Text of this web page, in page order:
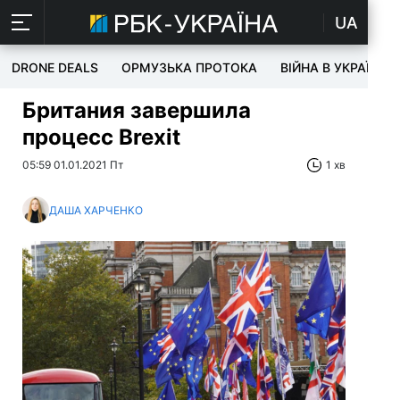
UA
DRONE DEALS ОРМУЗЬКА ПРОТОКА ВІЙНА В УКРАЇНІ
Британия завершила
процесс Brexit
05:59 01.01.2021 Пт 1 хв
ДАША ХАРЧЕНКО